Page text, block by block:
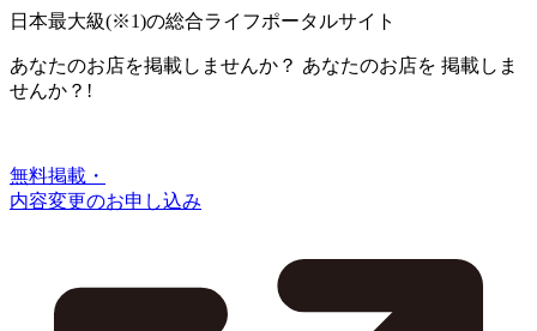
日本最大級(※1)の総合ライフポータルサイト
あなたのお店を掲載しませんか？ あなたのお店を 掲載しま
せんか？!
無料掲載・
内容変更のお申し込み